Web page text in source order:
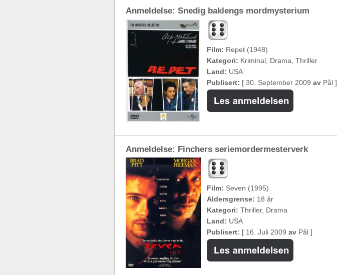
Anmeldelse: Snedig baklengs mordmysterium
Film: Repet (1948)
Kategori: Kriminal, Drama, Thriller
Land: USA
Publisert: [ 30. September 2009 av Pål ]
Anmeldelse: Finchers seriemordermesterverk
Film: Seven (1995)
Aldersgrense: 18 år
Kategori: Thriller, Drama
Land: USA
Publisert: [ 16. Juli 2009 av Pål ]